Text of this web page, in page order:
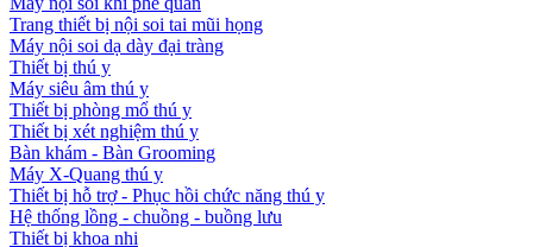
Trang thiết bị nội soi tai mũi họng
Máy nội soi dạ dày đại tràng
Thiết bị thú y
Máy siêu âm thú y
Thiết bị phòng mổ thú y
Thiết bị xét nghiệm thú y
Bàn khám - Bàn Grooming
Máy X-Quang thú y
Thiết bị hỗ trợ - Phục hồi chức năng thú y
Hệ thống lồng - chuồng - buồng lưu
Thiết bị khoa nhi